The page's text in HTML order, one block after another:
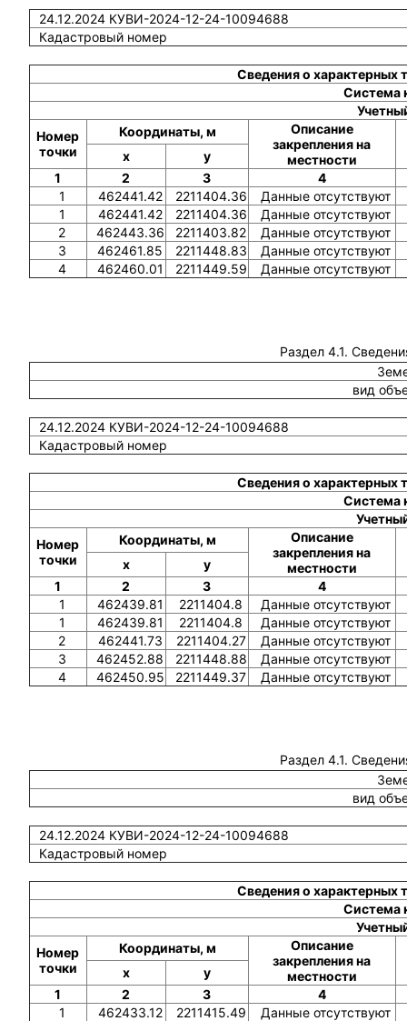
24.12.2024 КУВИ-2024-12-24-10094688
Кадастровый номер
Сведения о характерных
Система
Номер
точки
Координаты, м
Описание
закрепления на
местности
x
y
1
2 3
4
1
462441.42 2211404.36
Данные отсутствуют
1
462441.42 2211404.36
Данные отсутствуют
2
462443.36 2211403.82
Данные отсутствуют
3
462461.85 2211448.83
Данные отсутствуют
4
462460.01 2211449.59 Данные отсутствуют
Раздел 4.1.
вид
24.12.2024 КУВИ-2024-12-24-10094688
Кадастровый номер
Сведения о характерных
Система
Номер
точки
Координаты, м
Описание
закрепления на
местности
x
y
1
2 3
4
1
462439.81 2211404.8
Данные отсутствуют
1
462439.81 2211404.8
Данные отсутствуют
2
462441.73 2211404.27
Данные отсутствуют
3
462452.88 2211448.88
Данные отсутствуют
4
462450.95 2211449.37 Данные отсутствуют
Раздел 4.1.
вид
24.12.2024 КУВИ-2024-12-24-10094688
Кадастровый номер
Сведения о характерных
Система
Номер
точки
Координаты, м
Описание
закрепления на
местности
x
y
1
2 3
4
1
462433.12 2211415.49
Данные отсутствуют